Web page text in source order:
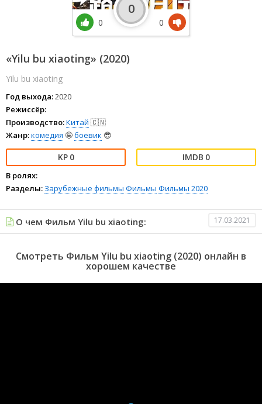
«Yilu bu xiaoting» (2020)
Yilu bu xiaoting
Год выхода:2020
Режиссёр:
Производство:Китай 🇨🇳
Жанр:комедия 🤪боевик 😎
0 0
В ролях:
Разделы: Зарубежные фильмы Фильмы Фильмы 2020
0
0
0
О чем Фильм Yilu bu xiaoting: 17.03.2021
Смотреть Фильм Yilu bu xiaoting (2020) онлайн в
хорошем качестве